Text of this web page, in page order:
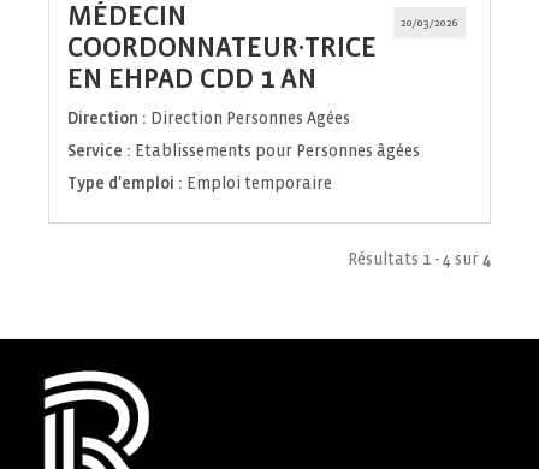
20/03/2026
MÉDECIN
COORDONNATEUR·TRICE
EN EHPAD CDD 1 AN
fenêtre)
Direction : Direction Personnes Agées
Service : Etablissements pour Personnes âgées
Type d'emploi : Emploi temporaire
Résultats 1 - 4 sur 4